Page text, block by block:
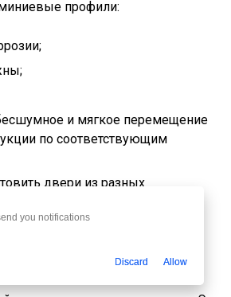
профили:
и мягкое перемещение
по соответствующим
двери из разных
их;
влаги и температур.
эксплуатационных достоинств
небольшой вес. Алюминий
you notifications
Discard Allow